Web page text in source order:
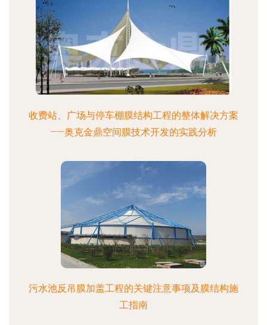
收费站、广场与停车棚膜结构工程的整体解决方案
——奥克金鼎空间膜技术开发的实践分析
污水池反吊膜加盖工程的关键注意事项及膜结构施
工指南